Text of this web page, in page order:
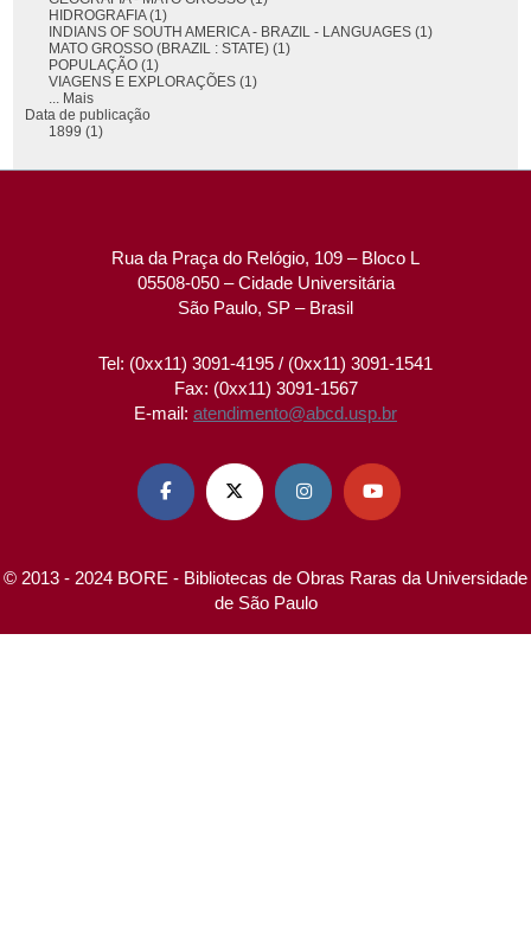
HIDROGRAFIA (1)
INDIANS OF SOUTH AMERICA - BRAZIL - LANGUAGES (1)
MATO GROSSO (BRAZIL : STATE) (1)
POPULAÇÃO (1)
VIAGENS E EXPLORAÇÕES (1)
... Mais
Data de publicação
1899 (1)
Rua da Praça do Relógio, 109 – Bloco L
05508-050 – Cidade Universitária
São Paulo, SP – Brasil
Tel: (0xx11) 3091-4195 / (0xx11) 3091-1541
Fax: (0xx11) 3091-1567
E-mail: atendimento@abcd.usp.br
   
© 2013 - 2024 BORE - Bibliotecas de Obras Raras da Universidade
de São Paulo